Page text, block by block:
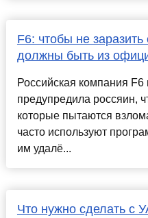
F6: чтобы не
должны быть из
Российская компания
предупредила россяин,
которые пытаются
часто используют
им удалё...
Что нужно сделать с